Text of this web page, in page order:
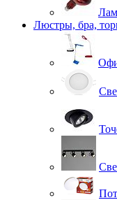
Люстры, бра,